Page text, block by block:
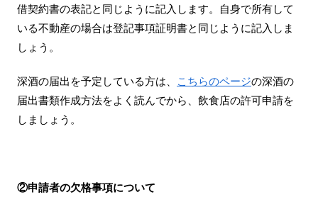
借契約書の表記と同じように記入します。自身で所有して
いる不動産の場合は登記事項証明書と同じように記入しま
しょう。
深酒の届出を予定している方は、 こちらのページの深酒の
届出書類作成方法をよく読んでから、飲食店の許可申請を
しましょう。
②申請者の欠格事項について